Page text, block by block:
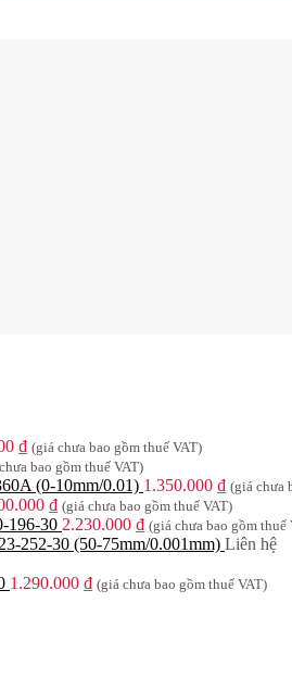
₫ (giá chưa bao gồm thuế VAT)
bao gồm thuế VAT)
(0-10mm/0.01) 1.350.000 ₫ (giá chưa
₫ (giá chưa bao gồm thuế VAT)
196-30 2.230.000 ₫ (giá chưa bao gồm thuế
252-30 (50-75mm/0.001mm) Liên hệ
1.290.000 ₫ (giá chưa bao gồm thuế VAT)